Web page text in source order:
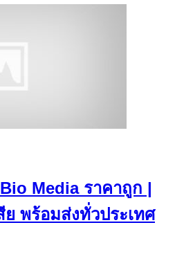
Media ราคาถูก |
พร้อมส่งทั่วประเทศ